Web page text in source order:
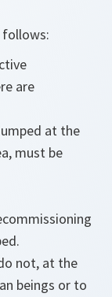
follows:
are
at the
must be
not, at the
beings or to